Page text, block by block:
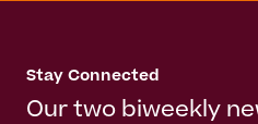
Stay Connected
Our two biweekly